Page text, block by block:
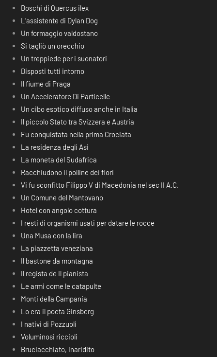
Boschi di Quercus ilex
L’assistente di Dylan Dog
Un formaggio valdostano
Si tagliò un orecchio
Un treppiede per i suonatori
Disposti tutti intorno
Il fiume di Praga
Un Acceleratore Di Particelle
Un cibo esotico diffuso anche in Italia
Il piccolo Stato tra Svizzera e Austria
Fu conquistata nella prima Crociata
La residenza degli Asi
La moneta del Sudafrica
Racchiudono il polline dei fiori
Vi fu sconfitto Filippo V di Macedonia nel sec II A.C.
Un Comune del Mantovano
Hotel con angolo cottura
I resti di organismi usati per datare le rocce
Una Musa con la lira
La piazzetta veneziana
Il bastone da montagna
Il regista de Il pianista
Le armi come le catapulte
Monti della Campania
Lo era il poeta Ginsberg
I nativi di Pozzuoli
Voluminosi riccioli
Bruciacchiato, inaridito